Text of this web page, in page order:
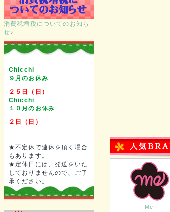
消費税増税についてのお知ら
せ♪
Chicchi
９月のお休み
２５日（日）
Chicchi
１０月のお休み
２日（日）
★不定休で連休を頂く場合
もあります。
★定休日には、発送をいた
しておりませんので、ご了
承ください。
Me